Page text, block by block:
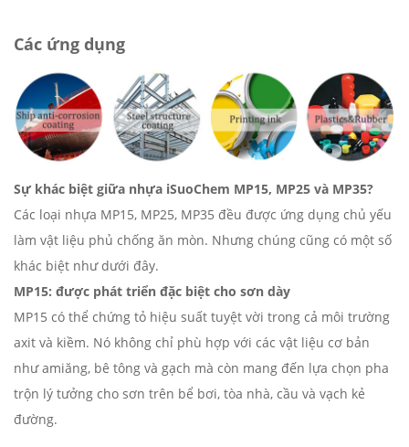
Các ứng dụng
Sự khác biệt giữa nhựa iSuoChem MP15, MP25 và MP35?
Các loại nhựa MP15, MP25, MP35 đều được ứng dụng chủ yếu
làm vật liệu phủ chống ăn mòn. Nhưng chúng cũng có một số
khác biệt như dưới đây.
MP15: được phát triển đặc biệt cho sơn dày
MP15 có thể chứng tỏ hiệu suất tuyệt vời trong cả môi trường
axit và kiềm. Nó không chỉ phù hợp với các vật liệu cơ bản
như amiăng, bê tông và gạch mà còn mang đến lựa chọn pha
trộn lý tưởng cho sơn trên bể bơi, tòa nhà, cầu và vạch kẻ
đường.